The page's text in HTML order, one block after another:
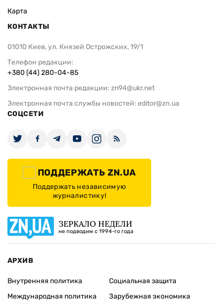
Карта
КОНТАКТЫ
01010 Киев, ул. Князей Острожских, 19/1
Телефон редакции:
+380 (44) 280-04-85
Электронная почта редакции: zn94@ukr.net
Электронная почта службы новостей: editor@zn.ua
СОЦСЕТИ
ПОДДЕРЖАТЬ ZN.UA
Поддержать независимую
журналистику!
ЗЕРКАЛО НЕДЕЛИ
не подводим с 1994-го года
АРХИВ
Внутренняя политика
Международная политика
Социальная защита
Зарубежная экономика